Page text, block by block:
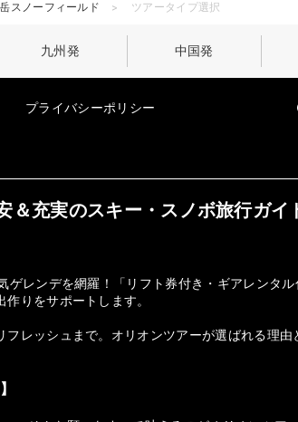
スノーフィールド ツアータイプ選択
九州発 中国発
プライバシーポリシー
＆充実のスキー・スノボ旅行ガイ
レンデを網羅！「リフト券付き・ギアレンタ
りをサポートします。
レッシュまで。オリオンツアーが選ばれる理